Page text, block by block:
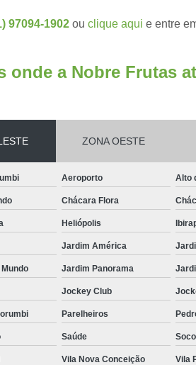
97094-1902 ou clique aqui e entre
onde a Nobre Frutas
ZONA OESTE
Aeroporto Alto
Chácara Flora
Heliópolis
Jardim América
Jardim Panorama
Jockey Club
Parelheiros
Saúde
Vila Nova Conceição Vila